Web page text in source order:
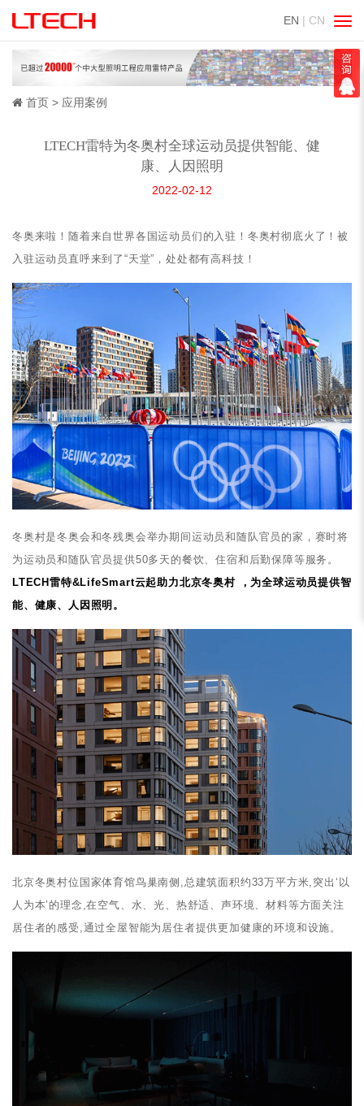
EN | CN
切
换
导
航
首页 应用案例
LTECH雷特为冬奥村全球运动员提供智能、健
康、人因照明
2022-02-12
冬奥来啦！随着来自世界各国运动员们的入驻！冬奥村彻底火了！被
入驻运动员直呼来到了“天堂”，处处都有高科技！
冬奥村是冬奥会和冬残奥会举办期间运动员和随队官员的家，赛时将
为运动员和随队官员提供50多天的餐饮、住宿和后勤保障等服务。
LTECH雷特&LifeSmart云起助力北京冬奥村 ，为全球运动员提供智
能、健康、人因照明。
北京冬奥村位国家体育馆鸟巢南侧,总建筑面积约33万平方米,突出‘以
人为本’的理念,在空气、水、光、热舒适、声环境、材料等方面关注
居住者的感受,通过全屋智能为居住者提供更加健康的环境和设施。